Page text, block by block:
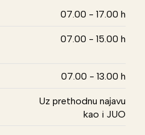
07.00 - 17.00 h
07.00 - 15.00 h
07.00 - 13.00 h
Uz prethodnu najavu
kao i JUO